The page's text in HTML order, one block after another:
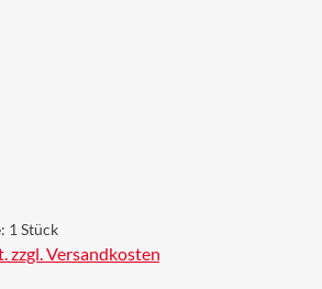
1 Stück
zzgl. Versandkosten